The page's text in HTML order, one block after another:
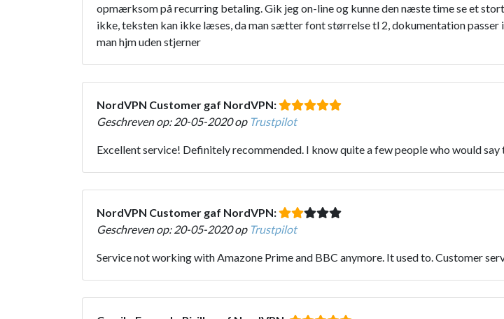
opmærksom på recurring betaling. Gik jeg on-line og kunne den næste time se et
ikke, teksten kan ikke læses, da man sætter font størrelse tl 2, dokumentation passer
man hjm uden stjerner
NordVPN Customer gaf NordVPN:
Geschreven op: 20-05-2020 op Trustpilot
Excellent service! Definitely recommended. I know quite a few people who would say
NordVPN Customer gaf NordVPN:
Geschreven op: 20-05-2020 op Trustpilot
Service not working with Amazone Prime and BBC anymore. It used to. Customer